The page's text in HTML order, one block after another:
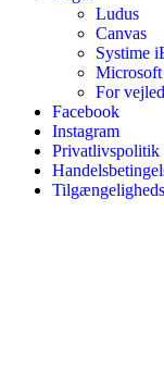
Ludus
Canvas
Systime
For
Facebook
Instagram
Privatlivspolitik